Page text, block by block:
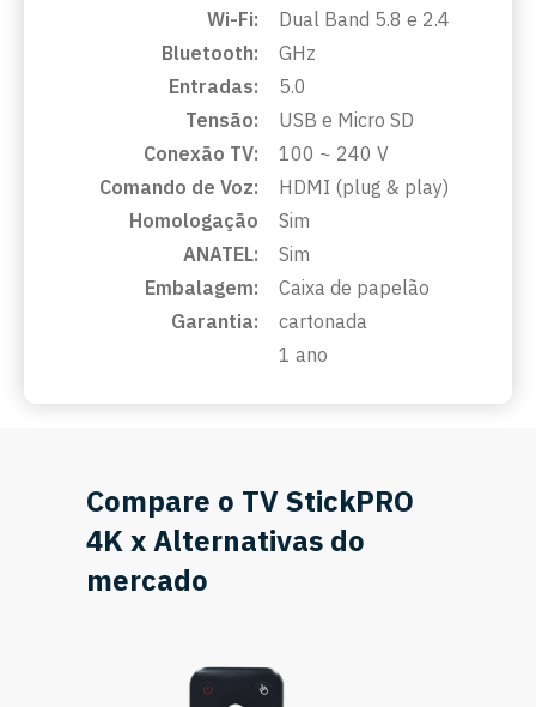
Wi-Fi:
Bluetooth:
Entradas:
Tensão:
Conexão TV:
Comando de Voz:
Homologação
ANATEL:
Embalagem:
Garantia:
Dual Band 5.8 e 2.4
GHz
5.0
USB e Micro SD
100 ~ 240 V
HDMI (plug & play)
Sim
Sim
Caixa de papelão
cartonada
1 ano
Compare o TV StickPRO
4K x Alternativas do
mercado